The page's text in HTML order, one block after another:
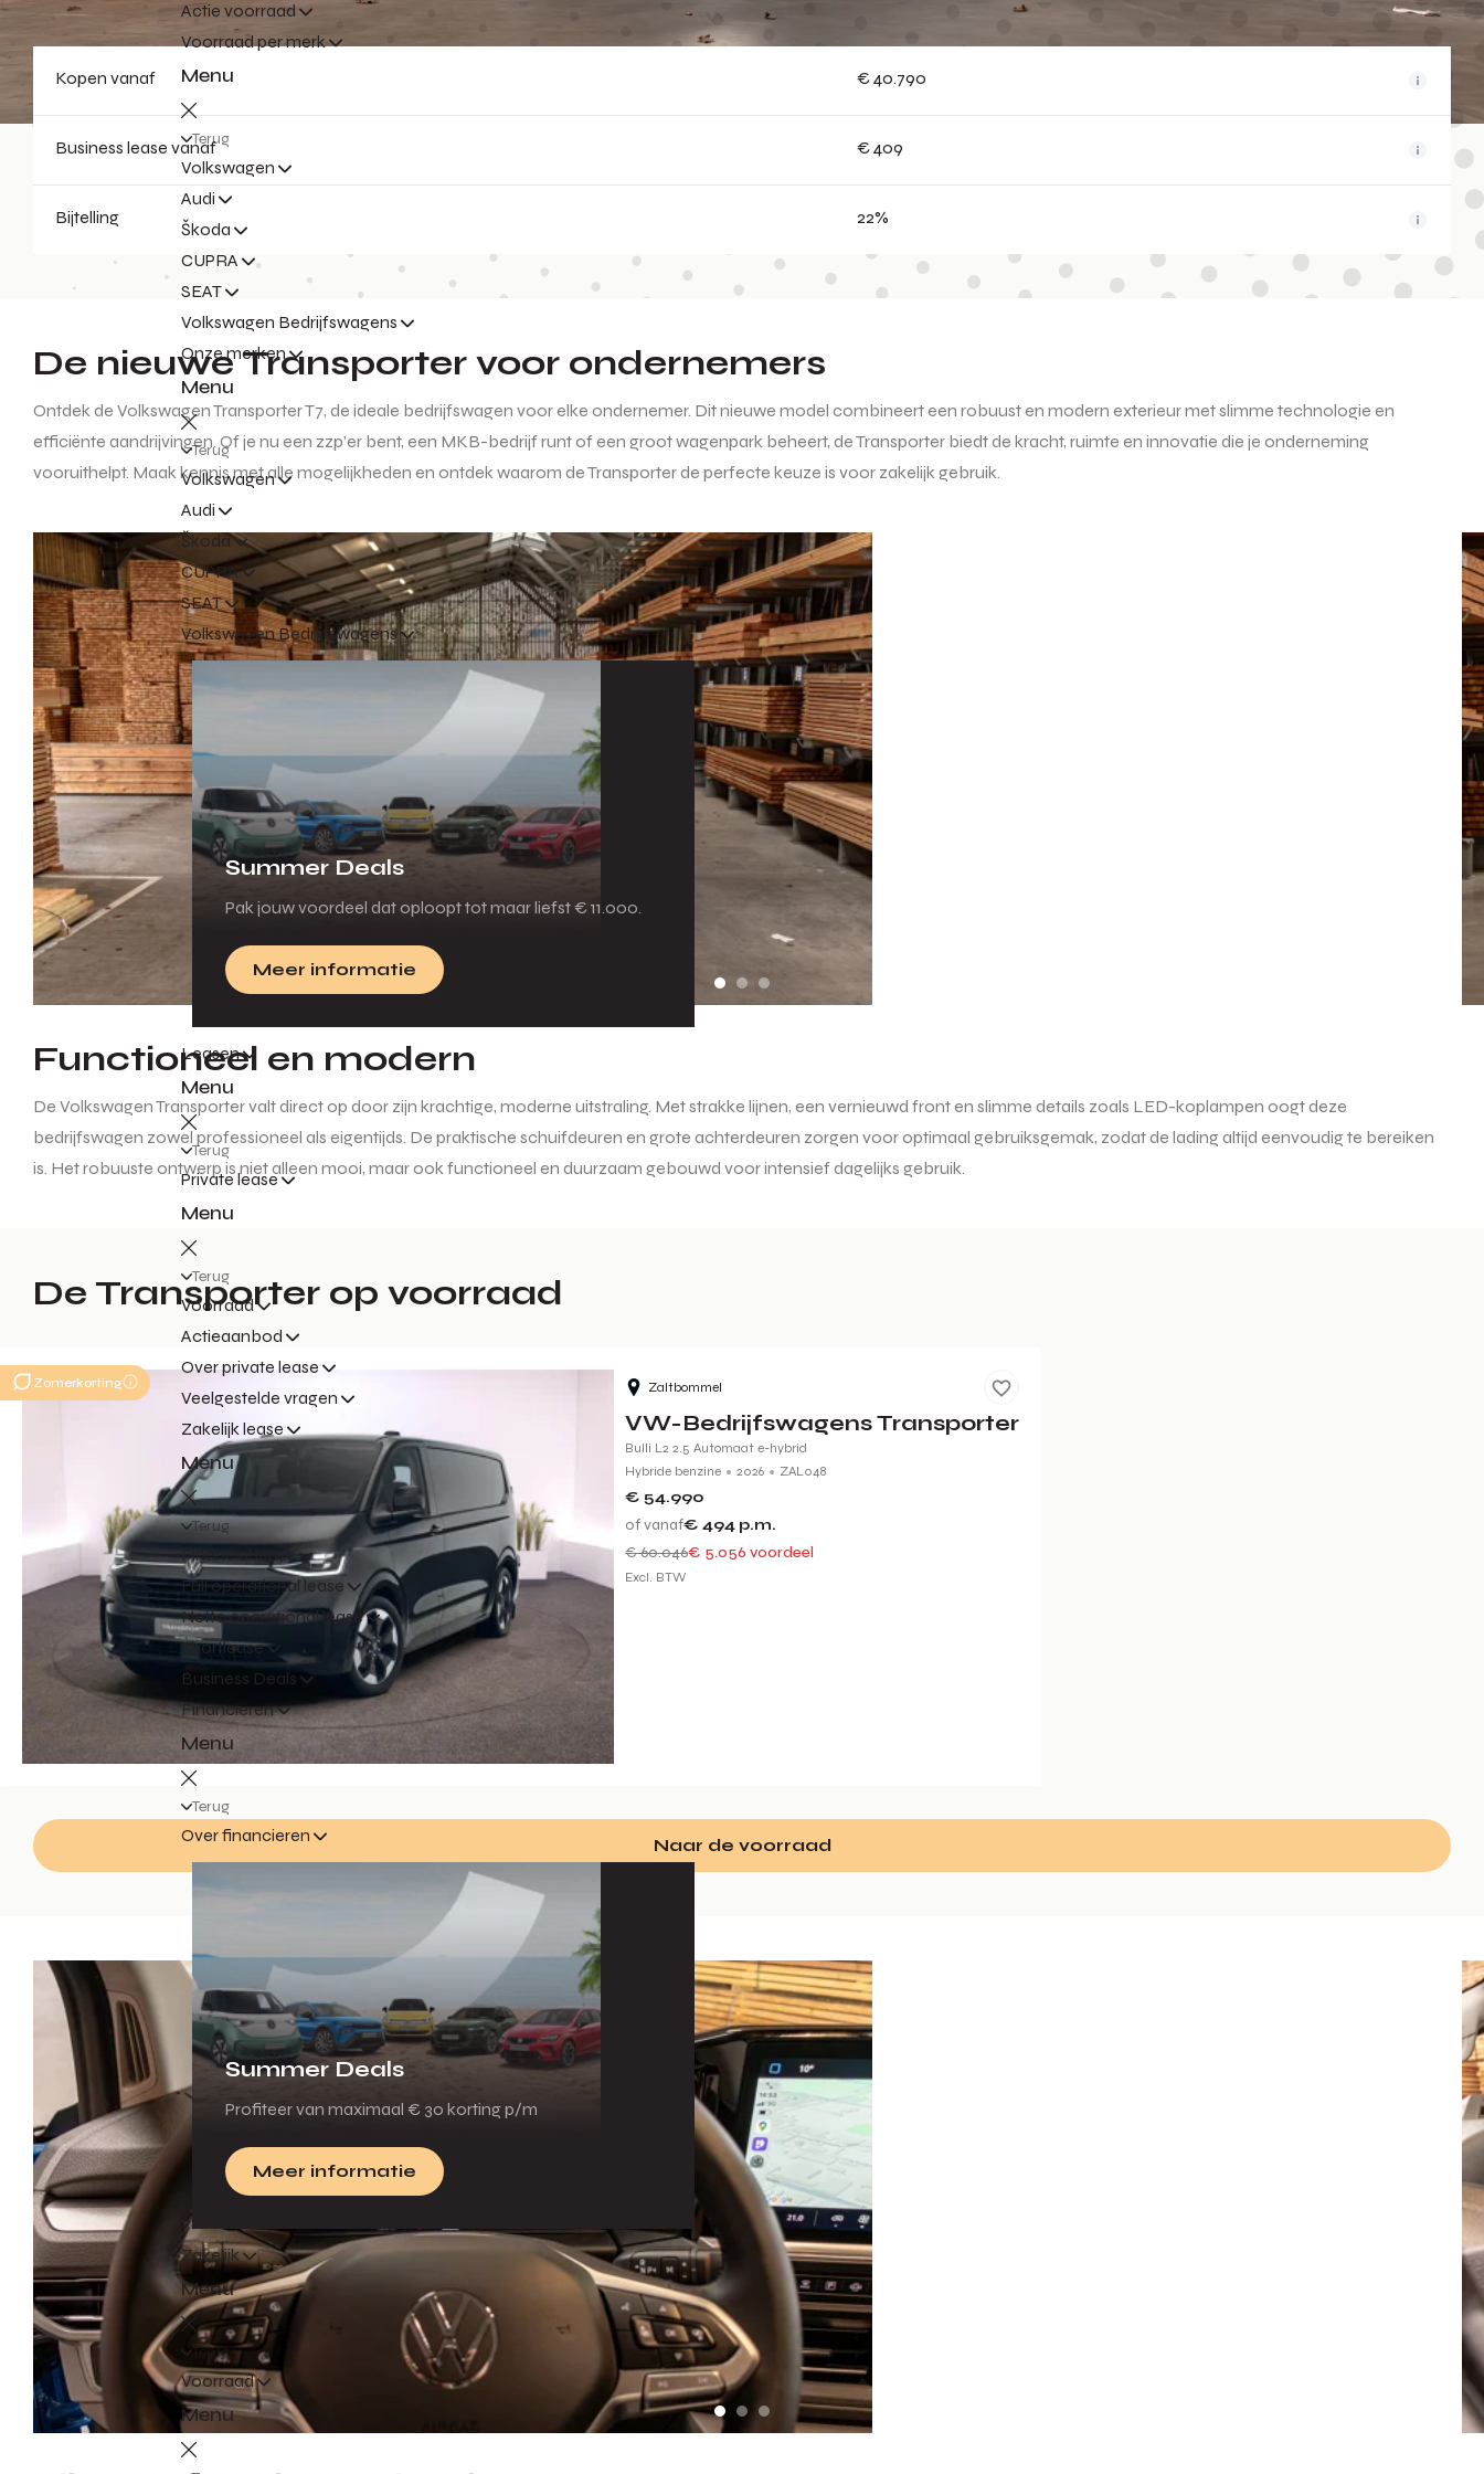
Actie voorraad
Voorraad per merk
Menu
Terug
Volkswagen
Audi
Škoda
CUPRA
SEAT
Volkswagen Bedrijfswagens
Onze merken
Menu
Terug
Volkswagen
Audi
Škoda
CUPRA
SEAT
Volkswagen Bedrijfswagens
Summer Deals
Pak jouw voordeel dat oploopt tot maar liefst € 11.000.
Meer informatie
Leasen
Menu
Terug
Private lease
Menu
Terug
Voorraad
Actieaanbod
Over private lease
Veelgestelde vragen
Zakelijk lease
Menu
Terug
Financial lease
Full operational lease
Netto operational lease
Shortlease
Business Deals
Financieren
Menu
Terug
Over financieren
Summer Deals
Profiteer van maximaal € 30 korting p/m
Meer informatie
Zakelijk
Menu
Terug
Voorraad
Menu
Kopen vanaf € 40.790
Business lease vanaf € 409
Bijtelling 22%
De nieuwe Transporter voor ondernemers
Ontdek de Volkswagen Transporter T7, de ideale bedrijfswagen voor elke ondernemer. Dit nieuwe model combineert een robuust en modern exterieur met slimme technologie en
efficiënte aandrijvingen. Of je nu een zzp’er bent, een MKB-bedrijf runt of een groot wagenpark beheert, de Transporter biedt de kracht, ruimte en innovatie die je onderneming
vooruithelpt. Maak kennis met alle mogelijkheden en ontdek waarom de Transporter de perfecte keuze is voor zakelijk gebruik.
Functioneel en modern
De Volkswagen Transporter valt direct op door zijn krachtige, moderne uitstraling. Met strakke lijnen, een vernieuwd front en slimme details zoals LED-koplampen oogt deze
bedrijfswagen zowel professioneel als eigentijds. De praktische schuifdeuren en grote achterdeuren zorgen voor optimaal gebruiksgemak, zodat de lading altijd eenvoudig te bereiken
is. Het robuuste ontwerp is niet alleen mooi, maar ook functioneel en duurzaam gebouwd voor intensief dagelijks gebruik.
De Transporter op voorraad
Naar de voorraad
Zomerkorting Zaltbommel
VW-Bedrijfswagens Transporter
Bulli L2 2.5 Automaat e-hybrid
Hybride benzine
2026 ZAL048
€ 54.990
of vanaf€ 494 p.m.
€ 60.046€ 5.056 voordeel
Excl. BTW